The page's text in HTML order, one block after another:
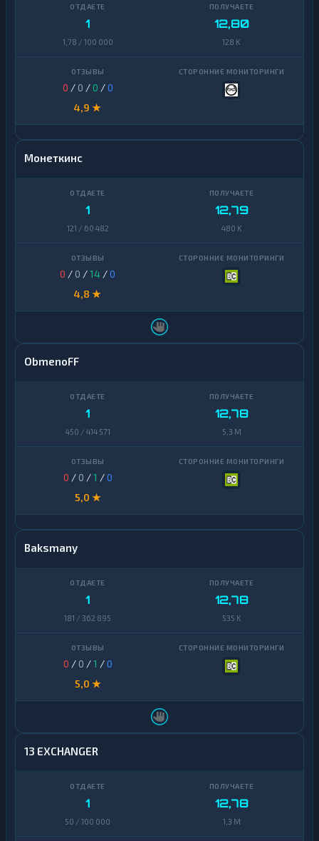
1
1,78 / 100 000
12,80
128 K
0 / 0 /0 /0
4,9 ★
Монеткинс
1
121 / 60 482
12,79
480 K
0 / 0 /14 /0
4,8 ★
ObmenoFF
1
450 / 414 571
12,78
5,3 M
0 / 0 /1 /0
5,0 ★
Baksmany
1
181 / 362 895
12,78
535 K
0 / 0 /1 /0
5,0 ★
13 EXCHANGER
1
50 / 100 000
12,78
1,3 M